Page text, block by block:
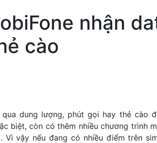
nhận
cào
qua dung lượng, phút gọi hay thẻ cào
biệt, còn có thêm nhiều chương trình
Vì vậy nếu đang có nhiều điểm trên